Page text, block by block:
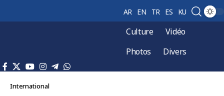
AR EN TR ES KU
Culture
Vidéo
Photos
Divers
International